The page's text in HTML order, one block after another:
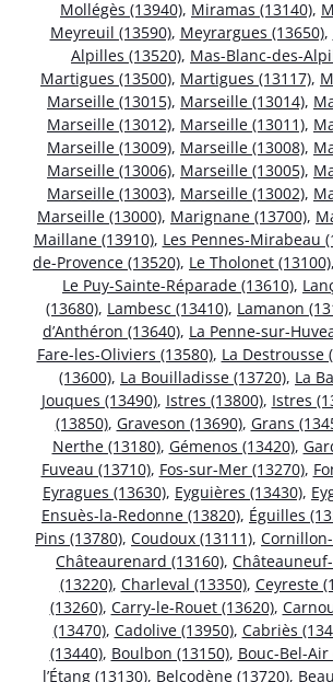
Mollégès (13940), Miramas (13140),
Meyreuil (13590), Meyrargues (13650),
Alpilles (13520), Mas-Blanc-des-
Martigues (13500), Martigues (13117),
Marseille (13015), Marseille (13014),
Marseille (13012), Marseille (13011),
Marseille (13009), Marseille (13008),
Marseille (13006), Marseille (13005),
Marseille (13003), Marseille (13002),
Marseille (13000), Marignane (13700),
Maillane (13910), Les Pennes-Mirabeau
de-Provence (13520), Le Tholonet (13100),
Le Puy-Sainte-Réparade (13610),
(13680), Lambesc (13410), Lamanon
d’Anthéron (13640), La Penne-sur-
Fare-les-Oliviers (13580), La Destrousse
(13600), La Bouilladisse (13720), La
Jouques (13490), Istres (13800), Istres
(13850), Graveson (13690), Grans
Nerthe (13180), Gémenos (13420),
Fuveau (13710), Fos-sur-Mer (13270),
Eyragues (13630), Eyguières (13430),
Ensuès-la-Redonne (13820), Éguilles
Pins (13780), Coudoux (13111),
Châteaurenard (13160),
(13220), Charleval (13350), Ceyreste
(13260), Carry-le-Rouet (13620),
(13470), Cadolive (13950), Cabriès
(13440), Boulbon (13150), Bouc-Bel-Air
l’Étang (13130), Belcodène (13720),